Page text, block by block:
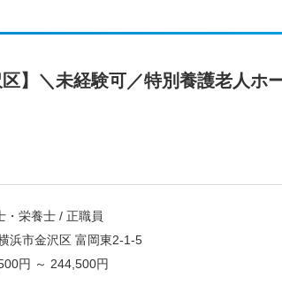
区】＼未経験可／特別養護老人
・栄養士 / 正職員
浜市金沢区 富岡東2-1-5
円 ～ 244,500円